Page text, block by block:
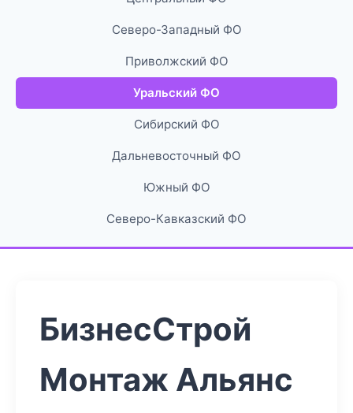
Северо-Западный ФО
Приволжский ФО
Уральский ФО
Сибирский ФО
Дальневосточный ФО
Южный ФО
Северо-Кавказский ФО
БизнесСтрой
Монтаж Альянс